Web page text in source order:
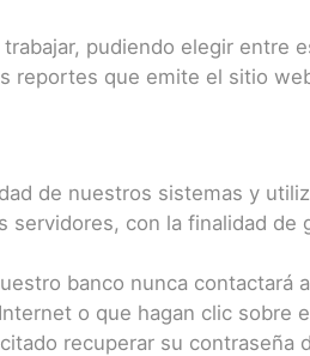
pudiendo elegir entre
reportes que emite el sitio
de nuestros sistemas y
con la finalidad
banco nunca
o que hagan clic
recuperar su contraseña